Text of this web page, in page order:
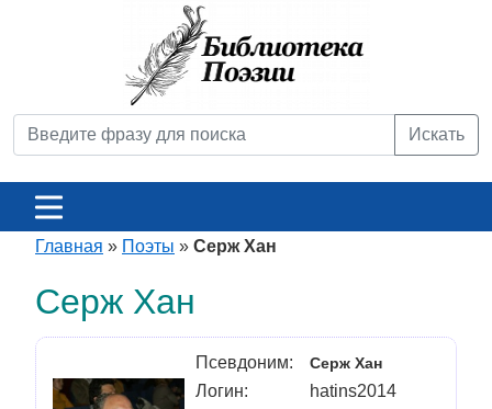
Искать
Главная » Поэты » Серж Хан
Серж Хан
Псевдоним: Серж Хан
Логин:
hatins2014